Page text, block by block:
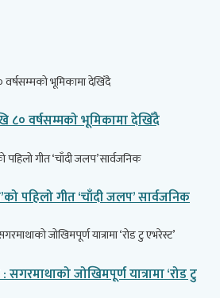
८० वर्षसम्मको भूमिकामा देखिँदै
पहिलो गीत ‘चाँदी जलप’ सार्वजनिक
जोखिमपूर्ण यात्रामा ‘रोड टु